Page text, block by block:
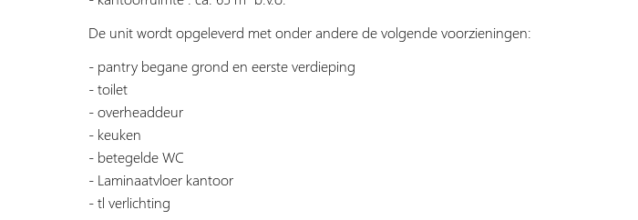
De unit wordt opgeleverd met onder andere de volgende voorzieningen:
- pantry begane grond en eerste verdieping
- toilet
- overheaddeur
- keuken
- betegelde WC
- Laminaatvloer kantoor
- tl verlichting